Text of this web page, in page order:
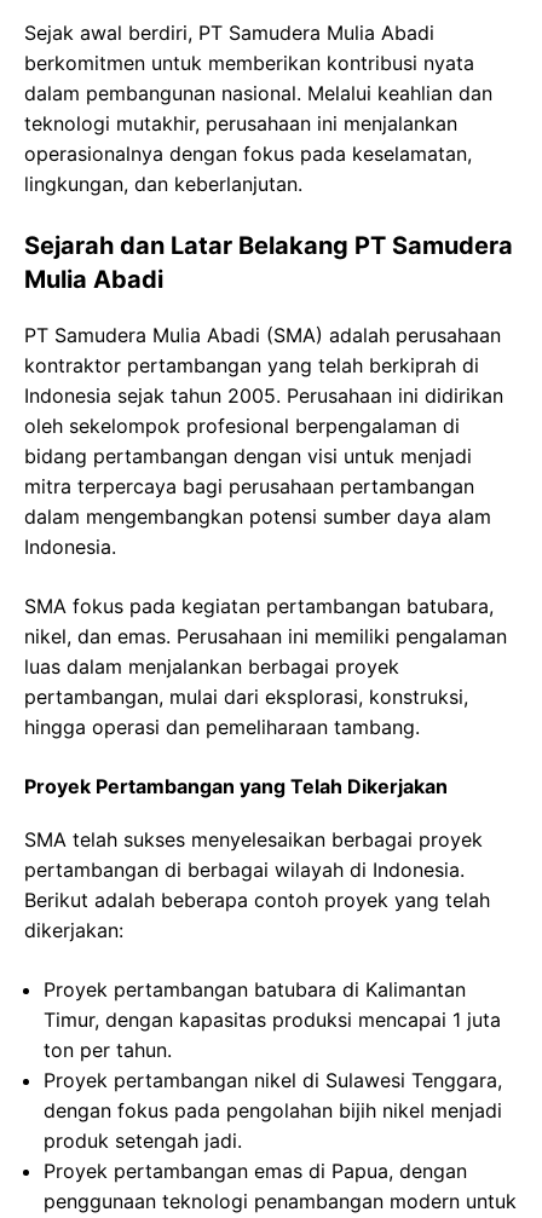
Sejak awal berdiri, PT Samudera Mulia Abadi
berkomitmen untuk memberikan kontribusi nyata
dalam pembangunan nasional. Melalui keahlian dan
teknologi mutakhir, perusahaan ini menjalankan
operasionalnya dengan fokus pada keselamatan,
lingkungan, dan keberlanjutan.
Sejarah dan Latar Belakang PT Samudera
Mulia Abadi
PT Samudera Mulia Abadi (SMA) adalah perusahaan
kontraktor pertambangan yang telah berkiprah di
Indonesia sejak tahun 2005. Perusahaan ini didirikan
oleh sekelompok profesional berpengalaman di
bidang pertambangan dengan visi untuk menjadi
mitra terpercaya bagi perusahaan pertambangan
dalam mengembangkan potensi sumber daya alam
Indonesia.
SMA fokus pada kegiatan pertambangan batubara,
nikel, dan emas. Perusahaan ini memiliki pengalaman
luas dalam menjalankan berbagai proyek
pertambangan, mulai dari eksplorasi, konstruksi,
hingga operasi dan pemeliharaan tambang.
Proyek Pertambangan yang Telah Dikerjakan
SMA telah sukses menyelesaikan berbagai proyek
pertambangan di berbagai wilayah di Indonesia.
Berikut adalah beberapa contoh proyek yang telah
dikerjakan:
Proyek pertambangan batubara di Kalimantan
Timur, dengan kapasitas produksi mencapai 1 juta
ton per tahun.
Proyek pertambangan nikel di Sulawesi Tenggara,
dengan fokus pada pengolahan bijih nikel menjadi
produk setengah jadi.
Proyek pertambangan emas di Papua, dengan
penggunaan teknologi penambangan modern untuk